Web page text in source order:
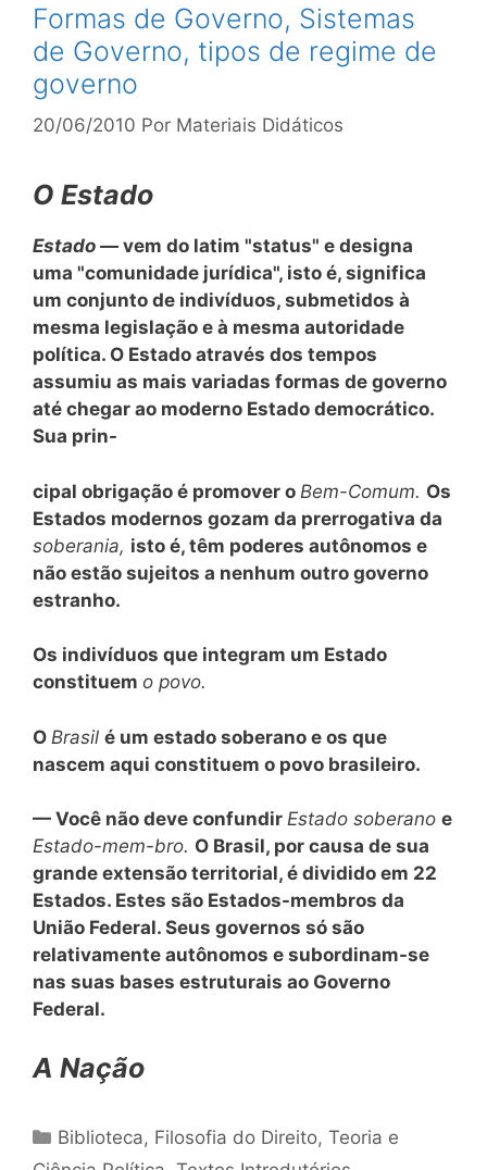
Formas de Governo, Sistemas
de Governo, tipos de regime de
governo
20/06/2010 Por Materiais Didáticos
O Estado
Estado —vem do latim "status" e designa
uma "comunidade jurídica", isto é, significa
um conjunto de indivíduos, submetidos à
mesma legislação e à mesma autoridade
política. O Estado através dos tempos
assumiu as mais variadas formas de governo
até chegar ao moderno Estado democrático.
Sua prin-
cipal obrigação é promover o Bem-Comum. Os
Estados modernos gozam da prerrogativa da
soberania, isto é, têm poderes autônomos e
não estão sujeitos a nenhum outro governo
estranho.
Os indivíduos que integram um Estado
constituem o povo.
O Brasil é um estado soberano e os que
nascem aqui constituem o povo brasileiro.
— Você não deve confundir Estado soberano e
Estado-mem-bro. O Brasil, por causa de sua
grande extensão territorial, é dividido em 22
Estados. Estes são Estados-membros da
União Federal. Seus governos só são
relativamente autônomos e subordinam-se
nas suas bases estruturais ao Governo
Federal.
A Nação
Categorias
Biblioteca, Filosofia do Direito,Teoria e